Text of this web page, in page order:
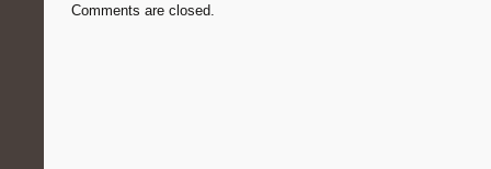
Comments are closed.